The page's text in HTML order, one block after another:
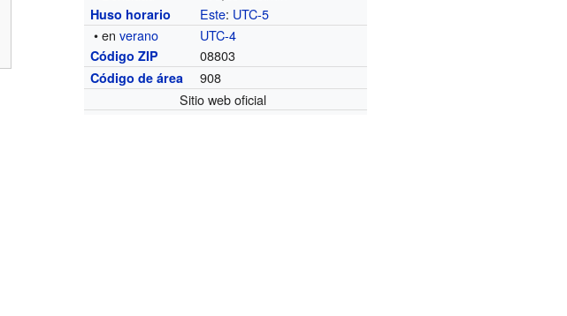
Huso horario Este: UTC-5
• enverano UTC-4
Código ZIP 08803
Código de área
908
Sitio web oficial